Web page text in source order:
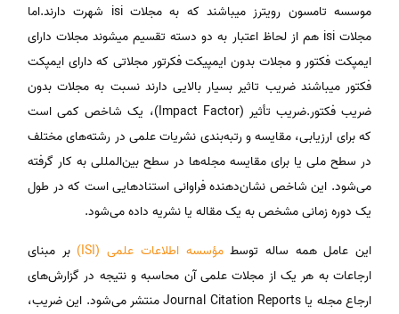
موسسه تامسون رویترز میباشند که به مجلات isi شهرت دارند.اما
مجلات isi هم از لحاظ اعتبار به دو دسته تقسیم میشوند مجلات دارای
ایمپکت فکتور و مجلات بدون ایمپیکت فکرتور مجلاتی که دارای ایمپکت
فکتور میباشند ضریب تاثیر بسیار بالایی دارند نسبت به مجلات بدون
ضریب فکتور.ضریب تأثیر (Impact Factor)، یک شاخص کمی است
که برای ارزیابی، مقایسه و رتبه‌بندی نشریات علمی در رشته‌های مختلف
در سطح ملی یا برای مقایسه مجله‌ها در سطح بین‌المللی به کار گرفته
می‌شود. این شاخص نشان‌دهنده فراوانی استنادهایی است که در طول
یک دوره زمانی مشخص به یک مقاله یا نشریه داده می‌شود.
این عامل همه ساله توسطمؤسسه اطلاعات علمی (ISI)
بر مبنای
ارجاعات به هر یک از مجلات علمی آن محاسبه و نتیجه در گزارش‌های
ارجاع مجله یا Journal Citation Reports منتشر می‌شود. این ضریب،